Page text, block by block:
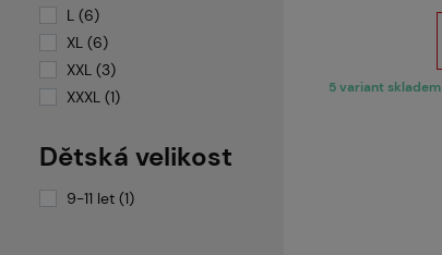
L (6)
XL (6)
XXL (3)
XXXL (1)
Dětská velikost
9-11 let (1)
5 variant skladem